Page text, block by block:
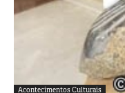
Acontecimentos Culturais